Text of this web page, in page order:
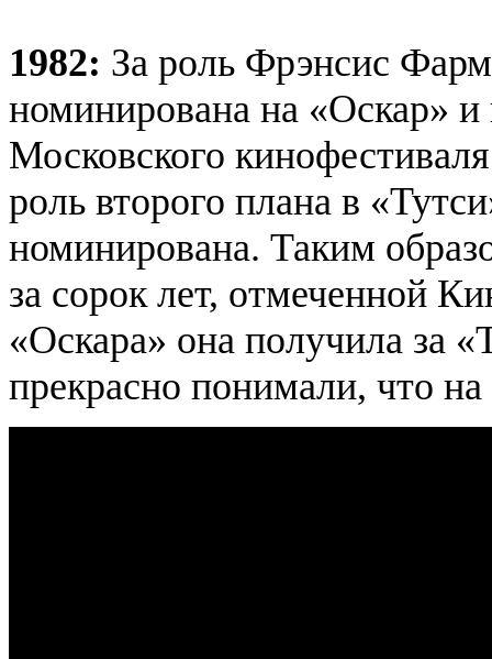
1982: За роль Фрэнсис
номинирована на «Оскар» и
Московского
роль второго плана в
номинирована. Таким
за сорок лет, отмеченной
«Оскара» она получила за
прекрасно понимали, что